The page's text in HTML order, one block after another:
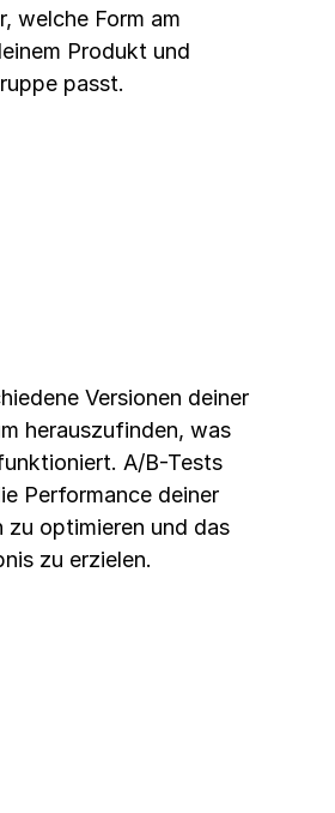
welche Form am
Produkt und
passt.
Versionen deiner
herauszufinden, was
A/B-Tests
Performance deiner
zu optimieren und das
zu erzielen.